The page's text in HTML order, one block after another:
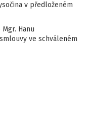
v předloženém
Hanu
ve schváleném